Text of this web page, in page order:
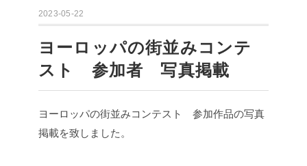
2023-05-22
ヨーロッパの街並みコンテ
スト 参加者 写真掲載
ヨーロッパの街並みコンテスト 参加作品の写真
掲載を致しました。